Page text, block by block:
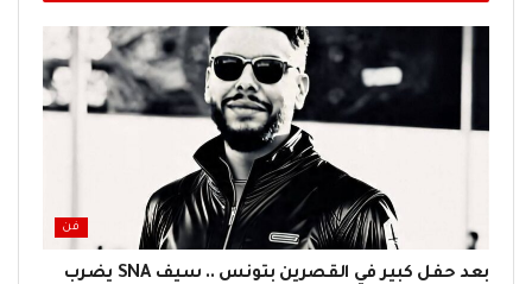
فن
بعد حفل كبير في القصرين بتونس .. سيف SNA يضرب